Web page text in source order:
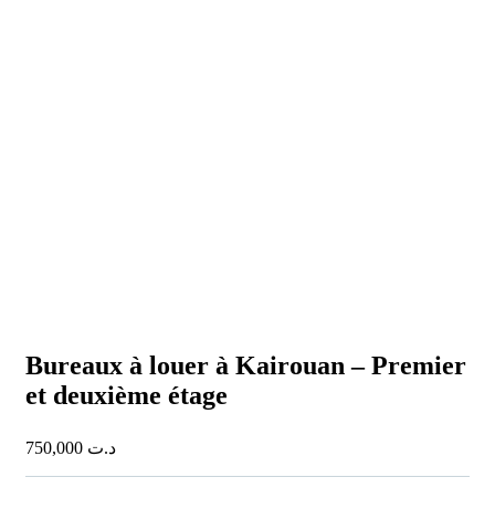
Bureaux à louer à Kairouan – Premier
et deuxième étage
د.ت